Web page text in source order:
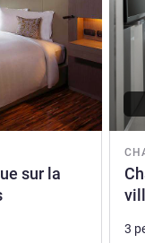
sur la
3